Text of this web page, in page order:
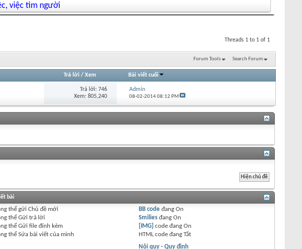
việc tìm người
Threads 1 to 1 of 1
Forum Tools Search Forum
Trả lời /Xem Bài viết cuối
Trả lời: 746
Xem: 805,240
Admin
08-02-201408:12 PM
bài
thể gửi Chủ đề mới
thể Gửi trả lời
thể Gửi file đính kèm
thể Sửa bài viết của mình
BB code đang On
Smilies đang On
[IMG] code đang On
HTML code đang Tắt
Nội quy - Quy định